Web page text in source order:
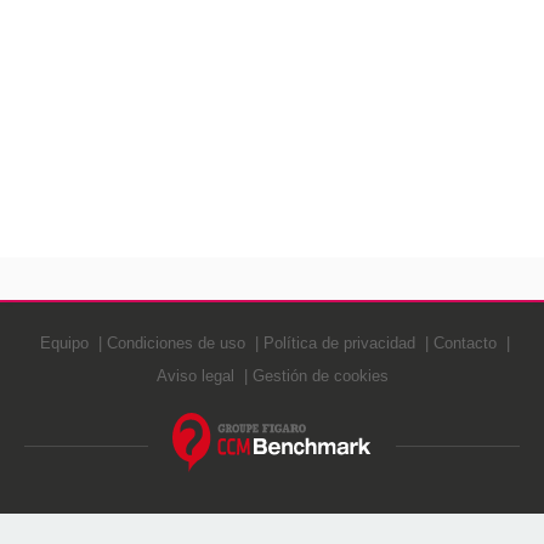
Equipo Condiciones de uso Política de privacidad
Contacto
Aviso legal
Gestión de cookies